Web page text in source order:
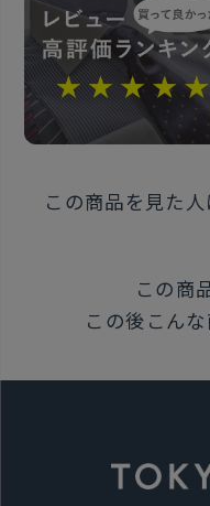
この商品を見た
この商
この後こん